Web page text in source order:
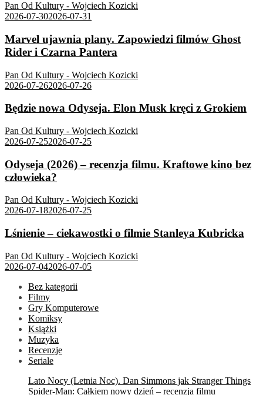
Pan Od Kultury - Wojciech Kozicki
2026-07-302026-07-31
Marvel ujawnia plany. Zapowiedzi filmów Ghost
Rider i Czarna Pantera
Pan Od Kultury - Wojciech Kozicki
2026-07-262026-07-26
Będzie nowa Odyseja. Elon Musk kręci z Grokiem
Pan Od Kultury - Wojciech Kozicki
2026-07-252026-07-25
Odyseja (2026) – recenzja filmu. Kraftowe kino bez
człowieka?
Pan Od Kultury - Wojciech Kozicki
2026-07-182026-07-25
Lśnienie – ciekawostki o filmie Stanleya Kubricka
Pan Od Kultury - Wojciech Kozicki
2026-07-042026-07-05
Bez kategorii
Filmy
Gry Komputerowe
Komiksy
Książki
Muzyka
Recenzje
Seriale
Lato Nocy (Letnia Noc). Dan Simmons jak Stranger Things
Spider-Man: Całkiem nowy dzień – recenzja filmu